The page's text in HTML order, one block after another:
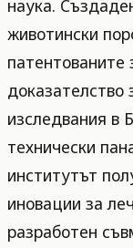
наука.
животински
патентованите
изследвания в
технически
институтът
иновации за
разработен